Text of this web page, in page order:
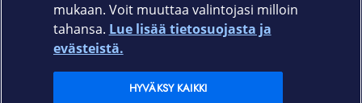
Elisa.fi
mukaan. Voit muuttaa valintojasi milloin
tahansa. Lue lisää tietosuojasta ja
evästeistä.
HYVÄKSY KAIKKI